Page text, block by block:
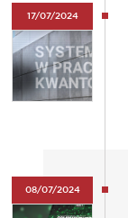
17/07/2024
08/07/2024